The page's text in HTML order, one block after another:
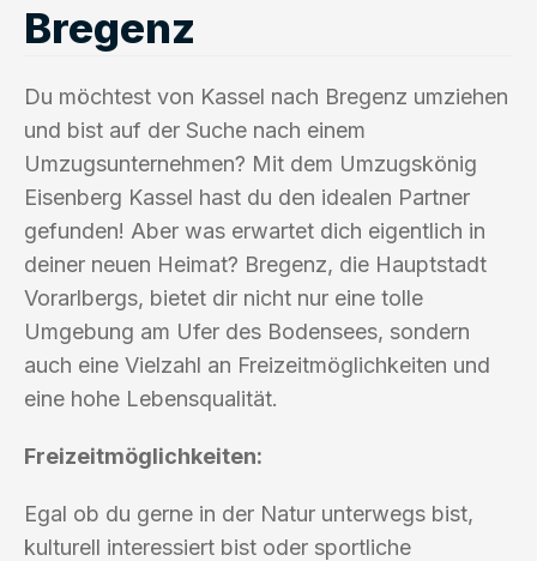
Bregenz
Du möchtest von Kassel nach Bregenz umziehen
und bist auf der Suche nach einem
Umzugsunternehmen? Mit dem Umzugskönig
Eisenberg Kassel hast du den idealen Partner
gefunden! Aber was erwartet dich eigentlich in
deiner neuen Heimat? Bregenz, die Hauptstadt
Vorarlbergs, bietet dir nicht nur eine tolle
Umgebung am Ufer des Bodensees, sondern
auch eine Vielzahl an Freizeitmöglichkeiten und
eine hohe Lebensqualität.
Freizeitmöglichkeiten:
Egal ob du gerne in der Natur unterwegs bist,
kulturell interessiert bist oder sportliche